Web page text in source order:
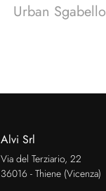
Urban Sgabello
Alvi Srl
Via del Terziario, 22
36016 - Thiene (Vicenza)